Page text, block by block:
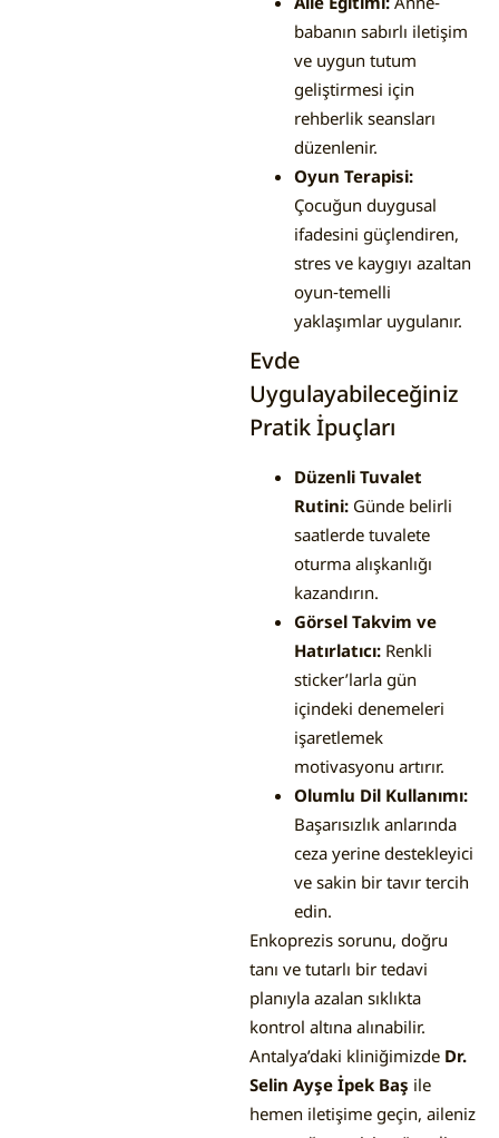
babanın sabırlı iletişim
ve uygun tutum
geliştirmesi için
rehberlik seansları
düzenlenir.
Oyun Terapisi:
Çocuğun duygusal
ifadesini güçlendiren,
stres ve kaygıyı azaltan
oyun‐temelli
yaklaşımlar uygulanır.
Evde
Uygulayabileceğiniz
Pratik İpuçları
Düzenli Tuvalet
Rutini: Günde belirli
saatlerde tuvalete
oturma alışkanlığı
kazandırın.
Görsel Takvim ve
Hatırlatıcı: Renkli
sticker’larla gün
içindeki denemeleri
işaretlemek
motivasyonu artırır.
Olumlu Dil Kullanımı:
Başarısızlık anlarında
ceza yerine destekleyici
ve sakin bir tavır tercih
edin.
Enkoprezis sorunu, doğru
tanı ve tutarlı bir tedavi
planıyla azalan sıklıkta
kontrol altına alınabilir.
Antalya’daki kliniğimizde Dr.
Selin Ayşe İpek Baş ile
hemen iletişime geçin, aileniz